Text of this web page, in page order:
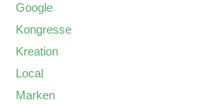
Google
Kongresse
Kreation
Local
Marken